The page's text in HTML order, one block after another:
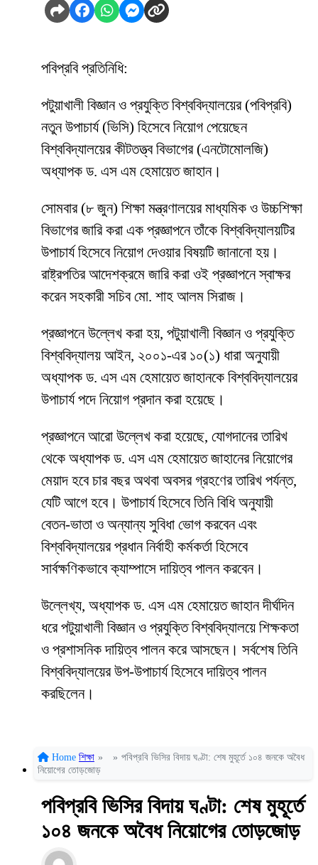
পবিপ্রবি প্রতিনিধি:
পটুয়াখালী বিজ্ঞান ও প্রযুক্তি বিশ্ববিদ্যালয়ের (পবিপ্রবি)
নতুন উপাচার্য (ভিসি) হিসেবে নিয়োগ পেয়েছেন
বিশ্ববিদ্যালয়ের কীটতত্ত্ব বিভাগের (এনটোমোলজি)
অধ্যাপক ড. এস এম হেমায়েত জাহান।
সোমবার (৮ জুন) শিক্ষা মন্ত্রণালয়ের মাধ্যমিক ও উচ্চশিক্ষা
বিভাগের জারি করা এক প্রজ্ঞাপনে তাঁকে বিশ্ববিদ্যালয়টির
উপাচার্য হিসেবে নিয়োগ দেওয়ার বিষয়টি জানানো হয়।
রাষ্ট্রপতির আদেশক্রমে জারি করা ওই প্রজ্ঞাপনে স্বাক্ষর
করেন সহকারী সচিব মো. শাহ আলম সিরাজ।
প্রজ্ঞাপনে উল্লেখ করা হয়, পটুয়াখালী বিজ্ঞান ও প্রযুক্তি
বিশ্ববিদ্যালয় আইন, ২০০১-এর ১০(১) ধারা অনুযায়ী
অধ্যাপক ড. এস এম হেমায়েত জাহানকে বিশ্ববিদ্যালয়ের
উপাচার্য পদে নিয়োগ প্রদান করা হয়েছে।
প্রজ্ঞাপনে আরো উল্লেখ করা হয়েছে, যোগদানের তারিখ
থেকে অধ্যাপক ড. এস এম হেমায়েত জাহানের নিয়োগের
মেয়াদ হবে চার বছর অথবা অবসর গ্রহণের তারিখ পর্যন্ত,
যেটি আগে হবে। উপাচার্য হিসেবে তিনি বিধি অনুযায়ী
বেতন-ভাতা ও অন্যান্য সুবিধা ভোগ করবেন এবং
বিশ্ববিদ্যালয়ের প্রধান নির্বাহী কর্মকর্তা হিসেবে
সার্বক্ষণিকভাবে ক্যাম্পাসে দায়িত্ব পালন করবেন।
উল্লেখ্য, অধ্যাপক ড. এস এম হেমায়েত জাহান দীর্ঘদিন
ধরে পটুয়াখালী বিজ্ঞান ও প্রযুক্তি বিশ্ববিদ্যালয়ে শিক্ষকতা
ও প্রশাসনিক দায়িত্ব পালন করে আসছেন। সর্বশেষ তিনি
বিশ্ববিদ্যালয়ের উপ-উপাচার্য হিসেবে দায়িত্ব পালন
করছিলেন।
Home শিক্ষা » » পবিপ্রবি ভিসির বিদায় ঘণ্টা: শেষ মুহূর্তে ১০৪ জনকে অবৈধ
নিয়োগের তোড়জোড়
পবিপ্রবি ভিসির বিদায় ঘণ্টা: শেষ মুহূর্তে
১০৪ জনকে অবৈধ নিয়োগের তোড়জোড়